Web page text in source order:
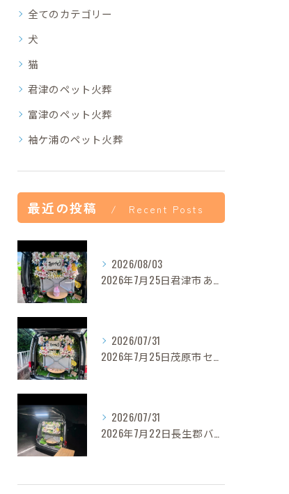
全てのカテゴリー
犬
猫
君津のペット火葬
富津のペット火葬
袖ケ浦のペット火葬
最近の投稿 Recent Posts
2026/08/03
2026年7月25日君津市あずきちゃんご葬儀
2026/07/31
2026年7月25日茂原市セレナちゃんご葬儀
2026/07/31
2026年7月22日長生郡バロンちゃんご葬儀